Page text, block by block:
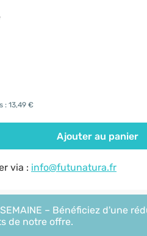
: 13,49 €
Ajouter au panier
via : info@futunatura.fr
SEMAINE – Bénéficiez d'une
de notre offre.